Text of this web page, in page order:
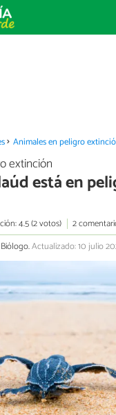
Animales en peligro
extinción
está en
4.5 (2 votos)
2
Actualizado: 10 julio